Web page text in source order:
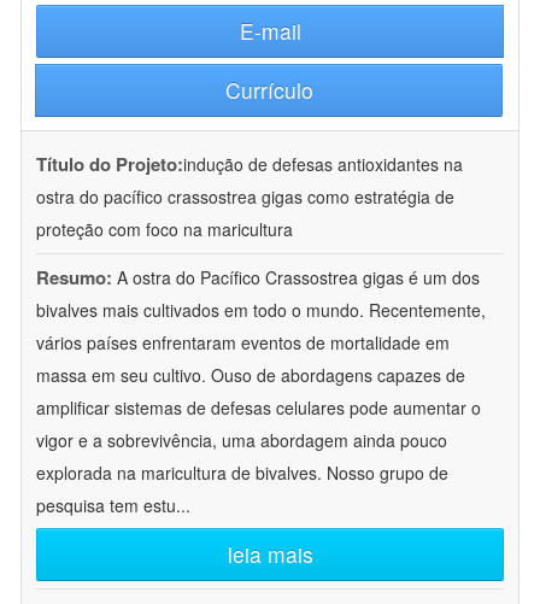
E-mail
Currículo
Título do Projeto:indução de defesas antioxidantes na
ostra do pacífico crassostrea gigas como estratégia de
proteção com foco na maricultura
Resumo: A ostra do Pacífico Crassostrea gigas é um dos
bivalves mais cultivados em todo o mundo. Recentemente,
vários países enfrentaram eventos de mortalidade em
massa em seu cultivo. Ouso de abordagens capazes de
amplificar sistemas de defesas celulares pode aumentar o
vigor e a sobrevivência, uma abordagem ainda pouco
explorada na maricultura de bivalves. Nosso grupo de
pesquisa tem estu...
leia mais